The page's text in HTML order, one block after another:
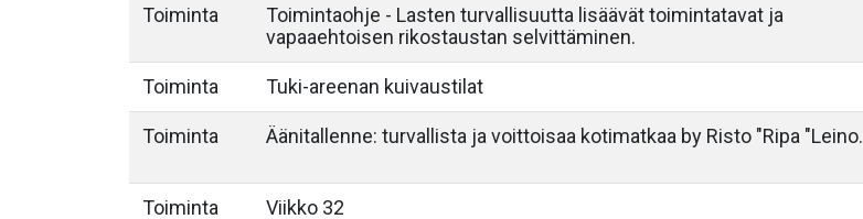
Toiminta
Toimintaohje - Lasten turvallisuutta lisäävät toimintatavat ja
vapaaehtoisen rikostaustan selvittäminen.
Toiminta Tuki-areenan kuivaustilat
Toiminta Äänitallenne: turvallista ja voittoisaa kotimatkaa by Risto "Ripa "Leino.
Toiminta Viikko 32